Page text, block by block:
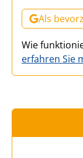
Als
Wie
erfahren Sie